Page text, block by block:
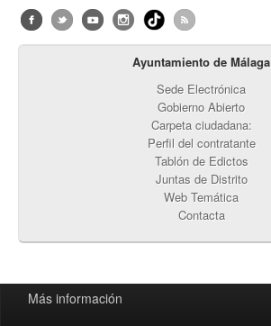
Ayuntamiento de Málaga
Sede Electrónica
Gobierno Abierto
Carpeta ciudadana:
Perfil del contratante
Tablón de Edictos
Juntas de Distrito
Web Temática
Contacta
Más información